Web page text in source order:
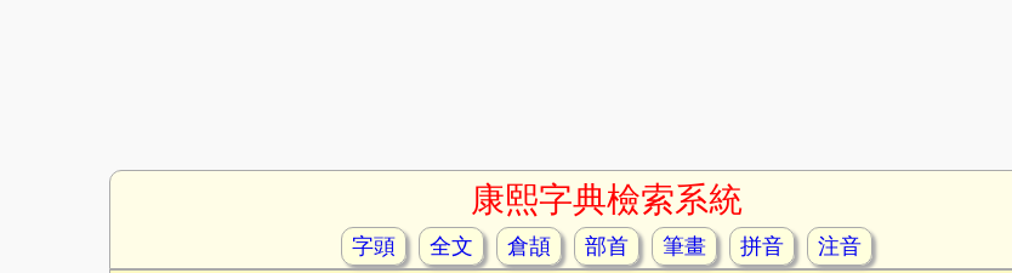
康熙字典檢索系統
字頭 全文 倉頡 部首 筆畫 拼音
注音